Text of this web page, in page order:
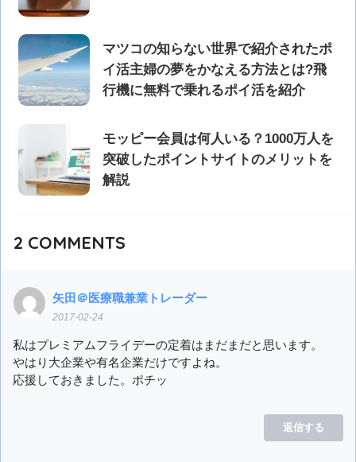
マツコの知らない世界で紹介されたポ
イ活主婦の夢をかなえる方法とは?飛
行機に無料で乗れるポイ活を紹介
モッピー会員は何人いる？1000万人を
突破したポイントサイトのメリットを
解説
2 COMMENTS
矢田＠医療職兼業トレーダー
2017-02-24
私はプレミアムフライデーの定着はまだまだと思います。
やはり大企業や有名企業だけですよね。
応援しておきました。ポチッ
返信する